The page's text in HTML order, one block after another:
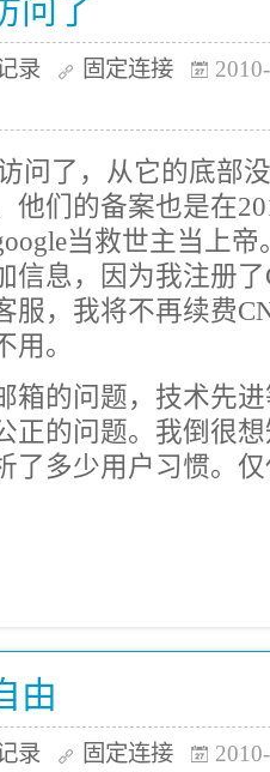
问了
录 固定连接
问了，从它的底部
他们的备案也是在
当救世主当上
信息，因为我注册
服，我将不再续费
。
箱的问题，技术先
正的问题。我倒很
了多少用户习惯。
由
录 固定连接